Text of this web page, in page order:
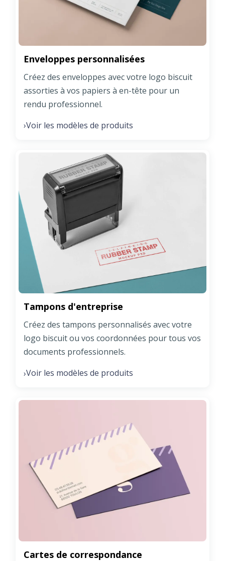
Enveloppes personnalisées
Créez des enveloppes avec votre logo biscuit
assorties à vos papiers à en-tête pour un
rendu professionnel.
›Voir les modèles de produits
Tampons d'entreprise
Créez des tampons personnalisés avec votre
logo biscuit ou vos coordonnées pour tous vos
documents professionnels.
›Voir les modèles de produits
Cartes de correspondance